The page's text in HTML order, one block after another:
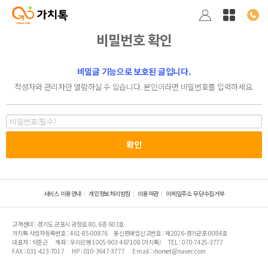
비밀번호 확인
비밀글 기능으로 보호된 글입니다.
작성자와 관리자만 열람하실 수 있습니다. 본인이라면 비밀번호를 입력하세요.
서비스 이용안내 개인정보처리방침 이용약관 이메일주소 무단수집거부
고객센터 : 경기도 군포시 광정로 80, 6층 603호
가치톡 사업자등록번호 : 461-85-00876
통신판매업신고번호 : 제2026-경기군포-0084호
대표자 : 박준근
계좌 : 우리은행 1005-903-467108 (가치톡)
TEL : 070-7425-3777
FAX : 031-423-7017
HP : 010-3647-3777 E-mail : ihomet@naver.com